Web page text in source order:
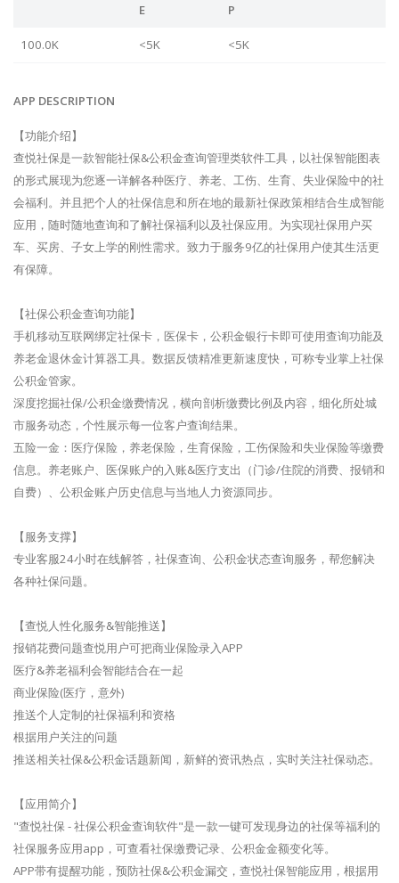
E
P
100.0K <5K <5K
APP DESCRIPTION
【功能介绍】
查悦社保是一款智能社保&公积金查询管理类软件工具，以社保智能图表
的形式展现为您逐一详解各种医疗、养老、工伤、生育、失业保险中的社
会福利。并且把个人的社保信息和所在地的最新社保政策相结合生成智能
应用，随时随地查询和了解社保福利以及社保应用。为实现社保用户买
车、买房、子女上学的刚性需求。致力于服务9亿的社保用户使其生活更
有保障。
【社保公积金查询功能】
手机移动互联网绑定社保卡，医保卡，公积金银行卡即可使用查询功能及
养老金退休金计算器工具。数据反馈精准更新速度快，可称专业掌上社保
公积金管家。
深度挖掘社保/公积金缴费情况，横向剖析缴费比例及内容，细化所处城
市服务动态，个性展示每一位客户查询结果。
五险一金：医疗保险，养老保险，生育保险，工伤保险和失业保险等缴费
信息。养老账户、医保账户的入账&医疗支出（门诊/住院的消费、报销和
自费）、公积金账户历史信息与当地人力资源同步。
【服务支撑】
专业客服24小时在线解答，社保查询、公积金状态查询服务，帮您解决
各种社保问题。
【查悦人性化服务&智能推送】
报销花费问题查悦用户可把商业保险录入APP
医疗&养老福利会智能结合在一起
商业保险(医疗，意外)
推送个人定制的社保福利和资格
根据用户关注的问题
推送相关社保&公积金话题新闻，新鲜的资讯热点，实时关注社保动态。
【应用简介】
"查悦社保 - 社保公积金查询软件"是一款一键可发现身边的社保等福利的
社保服务应用app，可查看社保缴费记录、公积金金额变化等。
APP带有提醒功能，预防社保&公积金漏交，查悦社保智能应用，根据用